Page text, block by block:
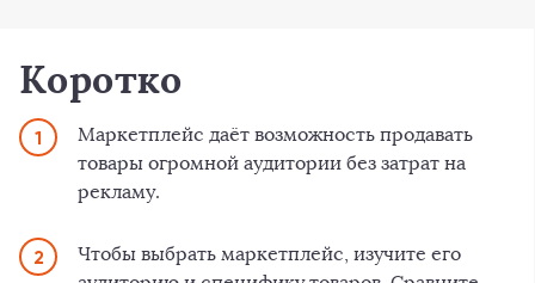
Коротко
Маркетплейс даёт возможность продавать
товары огромной аудитории без затрат на
рекламу.
Чтобы выбрать маркетплейс, изучите его